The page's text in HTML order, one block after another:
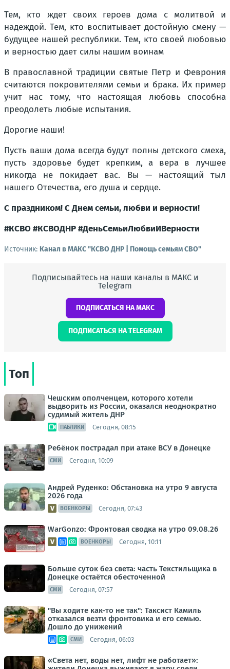
Тем, кто ждет своих героев дома с молитвой и
надеждой. Тем, кто воспитывает достойную смену —
будущее нашей республики. Тем, кто своей любовью
и верностью дает силы нашим воинам
В православной традиции святые Петр и Феврония
считаются покровителями семьи и брака. Их пример
учит нас тому, что настоящая любовь способна
преодолеть любые испытания.
Дорогие наши!
Пусть ваши дома всегда будут полны детского смеха,
пусть здоровье будет крепким, а вера в лучшее
никогда не покидает вас. Вы — настоящий тыл
нашего Отечества, его душа и сердце.
С праздником! С Днем семьи, любви и верности!
#КСВО #КСВОДНР #ДеньСемьиЛюбвиИВерности
Источник: Канал в МАКС "КСВО ДНР | Помощь семьям СВО"
Подписывайтесь на наши каналы в МАКС и
Telegram
ПОДПИСАТЬСЯ НА МАКС
ПОДПИСАТЬСЯ НА TELEGRAM
Топ
Чешским ополченцем, которого хотели
выдворить из России, оказался неоднократно
судимый житель ДНР
ПАБЛИКИ Сегодня, 08:15
Ребёнок пострадал при атаке ВСУ в Донецке
СМИ Сегодня, 10:09
Андрей Руденко: Обстановка на утро 9 августа
2026 года
ВОЕНКОРЫ Сегодня, 07:43
WarGonzo: Фронтовая сводка на утро 09.08.26
ВОЕНКОРЫ Сегодня, 10:11
Больше суток без света: часть Текстильщика в
Донецке остаётся обесточенной
СМИ Сегодня, 07:57
"Вы ходите как-то не так": Таксист Камиль
отказался везти фронтовика и его семью.
Дошло до унижений
СМИ Сегодня, 06:03
«Света нет, воды нет, лифт не работает»: